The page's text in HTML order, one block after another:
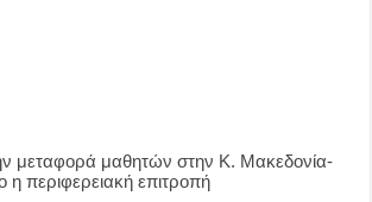
μεταφορά μαθητών στην Κ. Μακεδονία-
η περιφερειακή επιτροπή